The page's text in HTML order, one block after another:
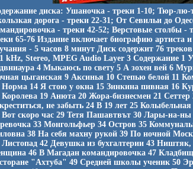
диска: Ушаночка - треки 1-10; Тюр-лю-
дорога - треки 22-31; От Севильи до
- треки 42-52; Верстовые столбы -
65-76 Издание включает биографию артиста
- 5 часов 8 минут Диск содержит 76
kHz, Stereo, MPEG Audio Layer 3 Содержание 1
4 Мыкаюсь по свету 5 А зохен вей 6
цыганская 9 Аксинья 10 Степью белой 11
Норма 14 Я стою у окна 15 Зинкина пивная 16
Королева 19 Анюта 20 Жора-бизнесмен 21
не забыть 24 В 19 лет 25
Вот скоро час 29 Тетя Пашавтвът 30 Лары-на-ны
33 Монгольфьер 34 Остров 35
38 На себя махну рукой 39 По ночной
Листопад 42 Девушка из бухгалтерии 43
46 В Магадан командировочка 47
"Ахтуба" 49 Средней школы ученик 50